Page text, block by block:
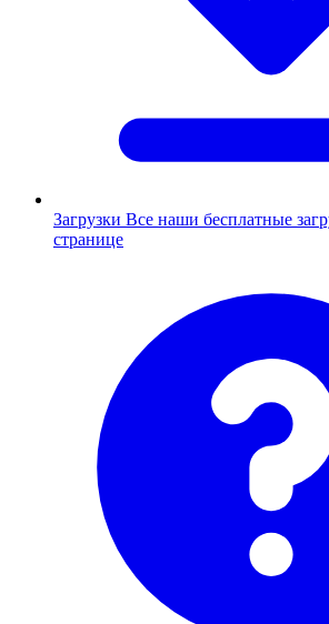
Загрузки Все наши бесплатные
странице